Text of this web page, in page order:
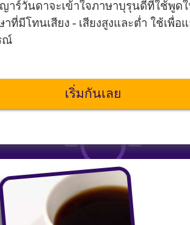
าร์วันดาจะเข้าใจภาษาบุรุนดีที่ใช้พูด
ที่มีโทนเสียง - เสียงสูงและต่ำ ใช้เพื่อ
ณ์
เริ่มกันเลย